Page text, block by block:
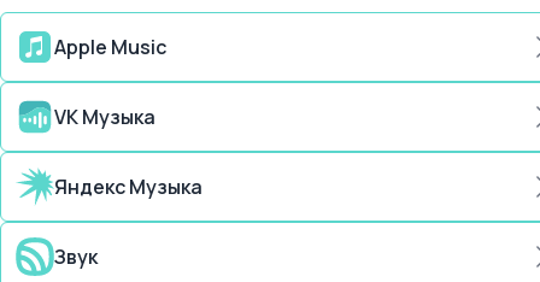
Apple Music
VK Музыка
Яндекс Музыка
Звук